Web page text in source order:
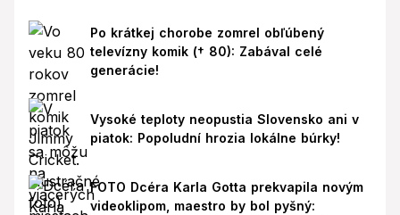
Po krátkej chorobe zomrel obľúbený
televízny komik († 80): Zabával celé
generácie!
Vysoké teploty neopustia Slovensko ani v
piatok: Popoludní hrozia lokálne búrky!
FOTO Dcéra Karla Gotta prekvapila novým
videoklipom, maestro by bol pyšný: